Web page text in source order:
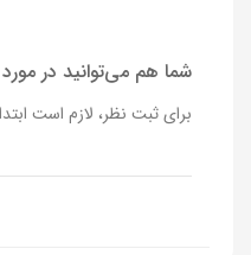
شما هم می‌توانید در
برای ثبت نظر، لازم است